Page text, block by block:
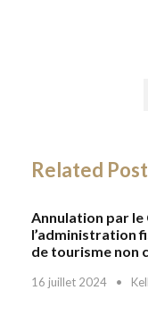
Related
Annulation par le
l’administration
de tourisme non
16 juillet 2024 •